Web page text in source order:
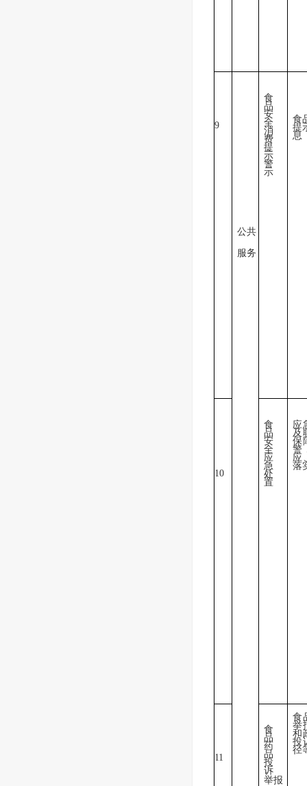
9
公共
服务
食
品
安
全
消
费
提
示
警
示
食
提
息
10
食
品
安
全
应
急
处
置
应
及
保
警
应
落
11
食
品
药
品
投
诉
举报
食
举
和
投
径